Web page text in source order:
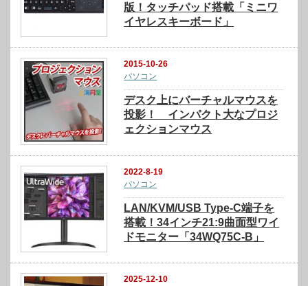
版！タッチパッド搭載「ミニワ
イヤレスキーボード」
2015-10-26
パソコン
デスク上にバーチャルマウスを
投影！ インパクト大なプロジ
ェクションマウス
2022-8-19
パソコン
LAN/KVM/USB Type-C端子を
搭載！34インチ21:9曲面型ワイ
ドモニター「34WQ75C-B」
2025-12-10